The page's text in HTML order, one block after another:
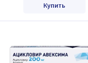
Купить